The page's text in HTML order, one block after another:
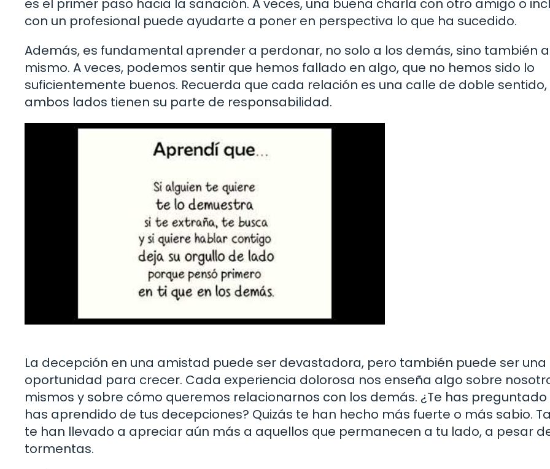
con un profesional puede ayudarte a poner en perspectiva lo que ha sucedido.
Además, es fundamental aprender a perdonar, no solo a los demás, sino también
mismo. A veces, podemos sentir que hemos fallado en algo, que no hemos sido lo
suficientemente buenos. Recuerda que cada relación es una calle de doble sentido,
ambos lados tienen su parte de responsabilidad.
La decepción en una amistad puede ser devastadora, pero también puede ser una
oportunidad para crecer. Cada experiencia dolorosa nos enseña algo sobre
mismos y sobre cómo queremos relacionarnos con los demás. ¿Te has
has aprendido de tus decepciones? Quizás te han hecho más fuerte o más sabio.
te han llevado a apreciar aún más a aquellos que permanecen a tu lado, a pesar
tormentas.